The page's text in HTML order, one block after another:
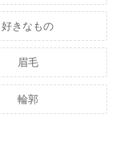
好きなもの
眉毛
輪郭